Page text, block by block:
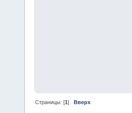
Страницы: [1]Вверх